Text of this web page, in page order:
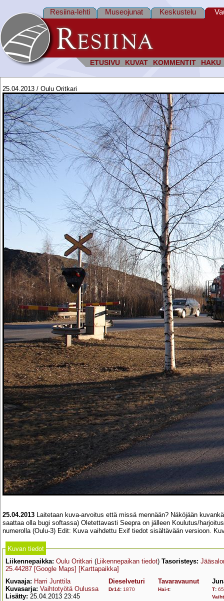
ETUSIVU KUVAT KOMMENTIT HAKU
Resiina-lehti Museojunat Keskustelu
25.04.2013 / Oulu Oritkari
25.04.2013 Laitetaan kuva-arvoitus että missä mennään? Näköjään
saattaa olla bugi softassa) Oletettavasti Seepra on jälleen Koulutus/
numerolla (Oulu-3) Edit: Kuva vaihdettu Exif tiedot sisältävään versioon.
Kuvan tiedot
Liikennepaikka: Oulu Oritkari (Liikennepaikan tiedot) Tasoristeys:
25.44287 [Google Maps] [Karttapaikka]
Kuvaaja: Harri Junttila
Kuvasarja: Vaihtotyötä Oulussa
Lisätty: 25.04.2013 23:45
Dieselveturi
Dr14: 1870
Tavaravaunut
Hai-t: T: